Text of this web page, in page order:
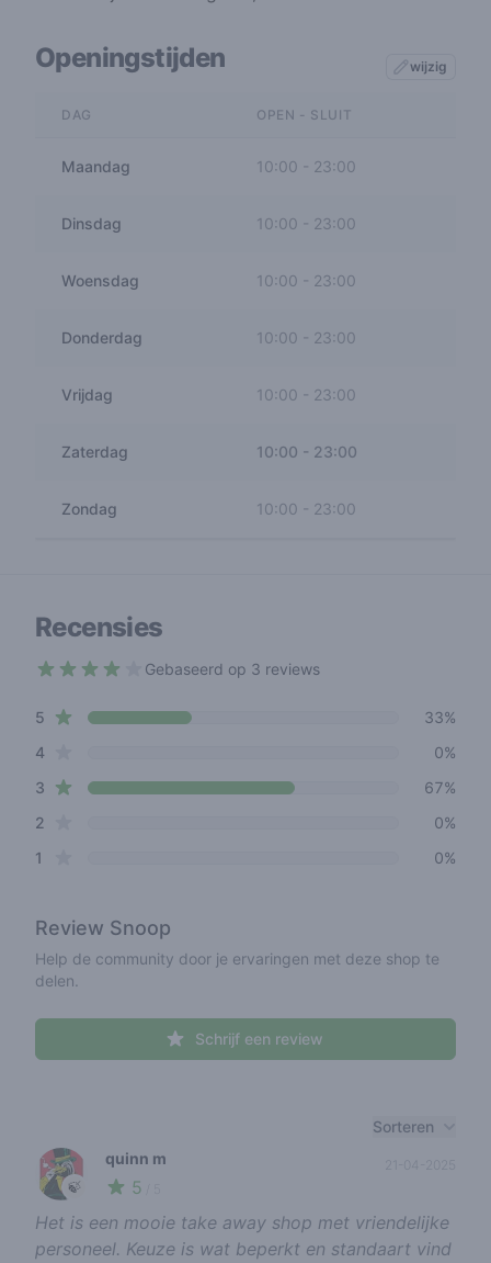
Openingstijden wijzig
DAG OPEN - SLUIT
Maandag 10:00 - 23:00
Dinsdag 10:00 23:00
Woensdag 10:00 - 23:00
Donderdag 10:00 23:00
Vrijdag 10:00 - 23:00
Zaterdag 10:00 - 23:00
Zondag 10:00 - 23:00
Recensies
Gebaseerd op 3 reviews
Review data
5 star reviews
33%
4star reviews
0%
3 star reviews
67%
2
0%
1
0%
Review Snoop
Help de community door je ervaringen met deze shop te
delen.
Schrijf een review
Sorteren
🍃
quinn m
5
Het is een mooie take away shop met vriendelijke
personeel. Keuze is wat beperkt en standaart vind